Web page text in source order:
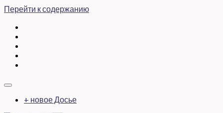
Перейти к содержанию
+ новое Досье